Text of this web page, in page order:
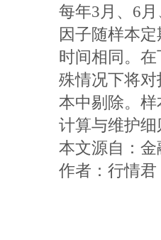
每年3月、6
因子随样本
时间相同。
殊情况下将
本中剔除。
计算与维护
本文源自：金
作者：行情君